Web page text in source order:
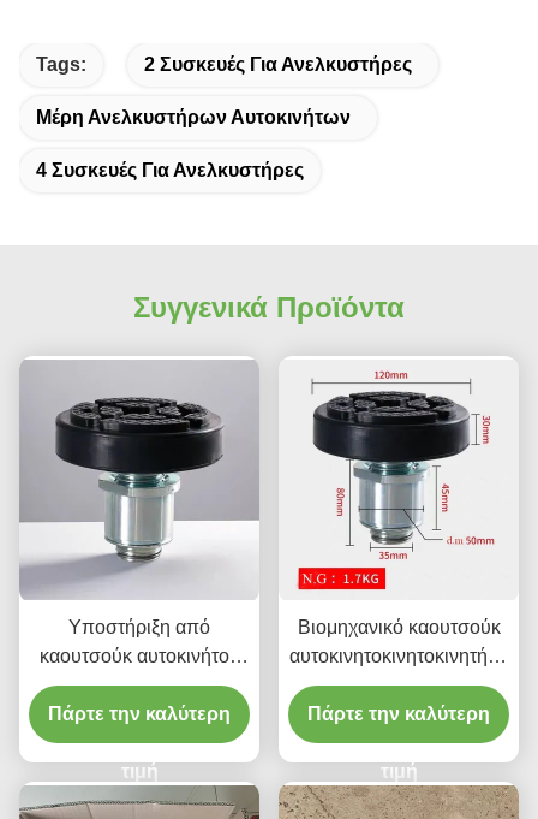
Tags: 2 Συσκευές Για Ανελκυστήρες
Μέρη Ανελκυστήρων Αυτοκινήτων
4 Συσκευές Για Ανελκυστήρες
Συγγενικά Προϊόντα
Υποστήριξη από
καουτσούκ αυτοκινήτου
30 mm πάχος για
συντήρηση και
προστασία αυτοκινήτων
Πάρτε την καλύτερη
τιμή
Βιομηχανικό καουτσούκ
αυτοκινητοκινητοκινητήρα
ανθεκτικό στην φθορά για
την προστασία
αυτοκινήτων
Πάρτε την καλύτερη
τιμή